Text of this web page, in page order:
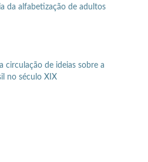
da alfabetização de adultos
circulação de ideias sobre a
no século XIX